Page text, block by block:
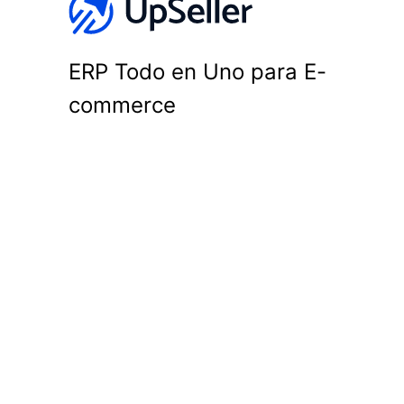
ERP Todo en Uno para E-
commerce